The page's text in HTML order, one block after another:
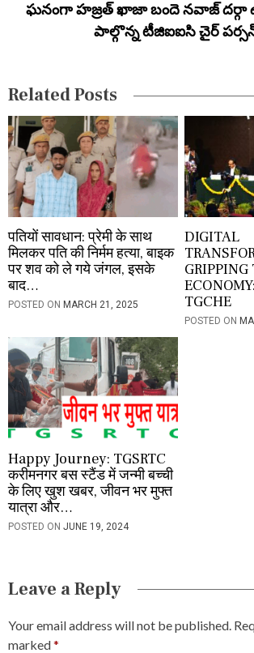
o
n
ఘనంగా హజ్రత్ ఖాజా బందె నవాజ్ దర్గా
పాల్గొన్న టీజిఐఐసి చైర్
Related Posts
पतियों सावधान: प्रेमी के साथ
म‍िलकर पति की निर्मम हत्या, बाइक
पर शव को ले गये जंगल, इसके
बाद…
POSTED ON MARCH 21, 2025
DIGITAL
TGCHE
POSTED ON
Happy Journey: TGSRTC
करीमनगर बस स्टैंड में जन्मी बच्ची
के लिए खुश खबर, जीवन भर मुफ्त
यात्रा और…
POSTED ON JUNE 19, 2024
Leave a Reply
Your email address will not be published.
marked*